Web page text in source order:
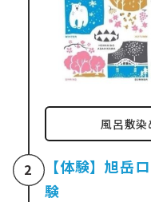
風呂敷
2
【体験】旭岳
験